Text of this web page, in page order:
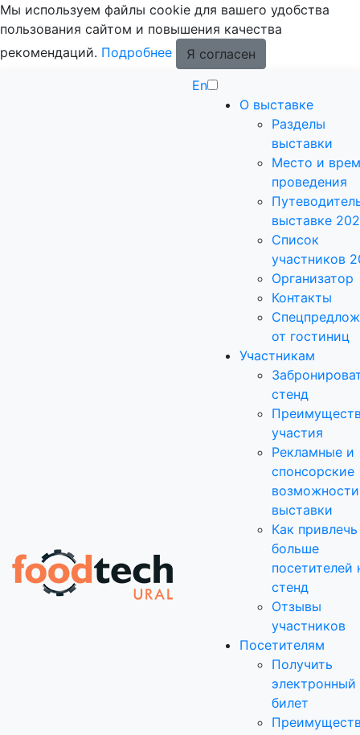
Мы используем файлы cookie для вашего удобства
пользования сайтом и повышения качества
рекомендаций. Подробнее
Я согласен
En
О выставке
Разделы
выставки
Место и
проведения
выставке
Список
участников
Организатор
Контакты
от гостиниц
Участникам
стенд
участия
Рекламные и
спонсорские
возможности
выставки
Как привлечь
больше
посетителей
стенд
Отзывы
участников
Посетителям
Получить
электронный
билет